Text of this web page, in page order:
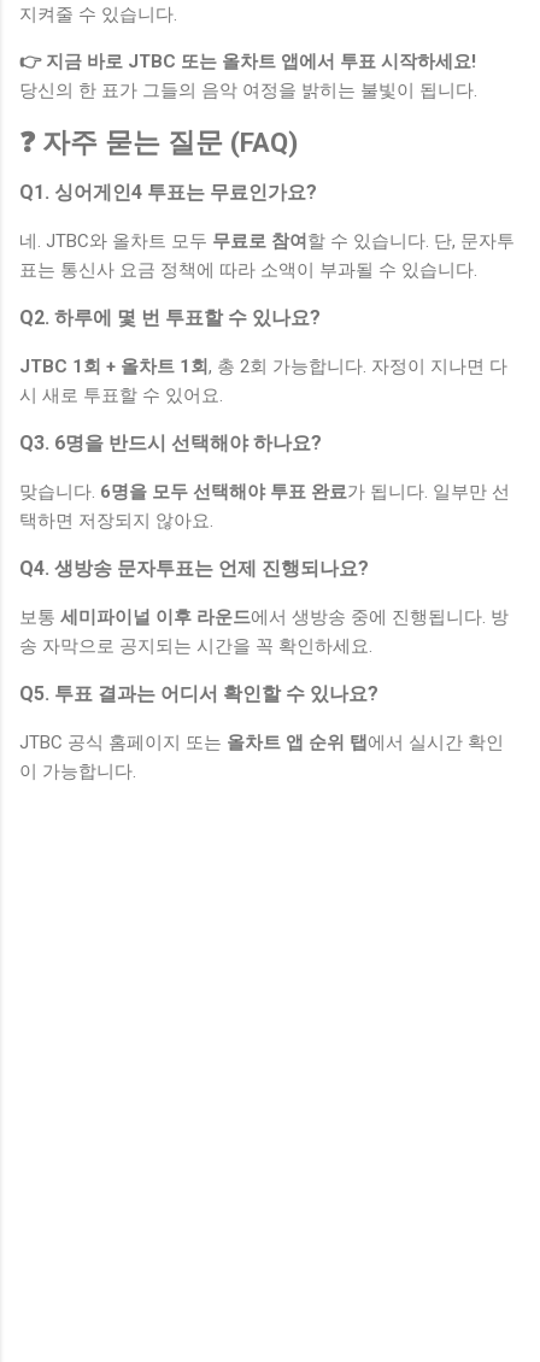
지켜줄 수 있습니다.
👉 지금 바로 JTBC 또는 올차트 앱에서 투표 시작하세요!
당신의 한 표가 그들의 음악 여정을 밝히는 불빛이 됩니다.
❓ 자주 묻는 질문 (FAQ)
Q1. 싱어게인4 투표는 무료인가요?
네. JTBC와 올차트 모두 무료로 참여 할 수 있습니다. 단, 문자투
표는 통신사 요금 정책에 따라 소액이 부과될 수 있습니다.
Q2. 하루에 몇 번 투표할 수 있나요?
JTBC 1회 + 올차트 1회, 총 2회 가능합니다. 자정이 지나면 다
시 새로 투표할 수 있어요.
Q3. 6명을 반드시 선택해야 하나요?
맞습니다. 6명을 모두 선택해야 투표 완료가 됩니다. 일부만 선
택하면 저장되지 않아요.
Q4. 생방송 문자투표는 언제 진행되나요?
보통 세미파이널 이후 라운드에서 생방송 중에 진행됩니다. 방
송 자막으로 공지되는 시간을 꼭 확인하세요.
Q5. 투표 결과는 어디서 확인할 수 있나요?
JTBC 공식 홈페이지 또는 올차트 앱 순위 탭 에서 실시간 확인
이 가능합니다.